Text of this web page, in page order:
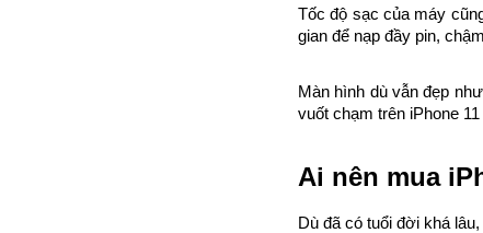
Tốc độ sạc của máy
gian để nạp đầy pin,
Màn hình dù vẫn đẹp
vuốt chạm trên iPhone
Ai nên mua
Dù đã có tuổi đời khá